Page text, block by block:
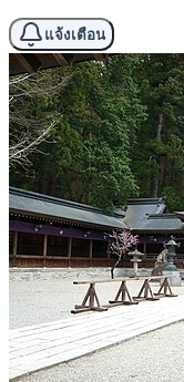
แจ้งเตือน